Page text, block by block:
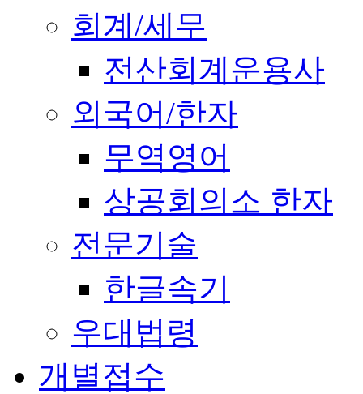
회계/세무
전산회계운용사
외국어/한자
무역영어
상공회의소 한자
전문기술
한글속기
우대법령
개별접수